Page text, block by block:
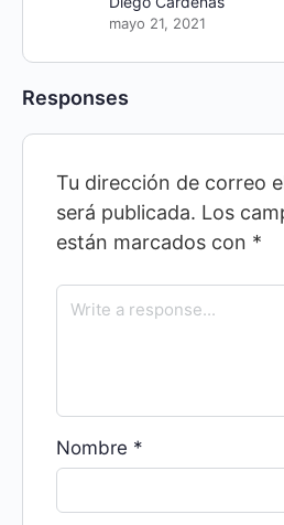
mayo 21, 2021
Responses
Tu dirección de correo
será publicada. Los
están marcados con *
Nombre *